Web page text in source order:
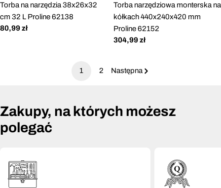
Torba na narzędzia 38x26x32
cm 32 L Proline 62138
Cena
80,99 zł
Torba narzędziowa monterska na
kółkach 440x240x420 mm
Proline 62152
Cena
304,99 zł
1 2 Następna
Zakupy, na których możesz
polegać